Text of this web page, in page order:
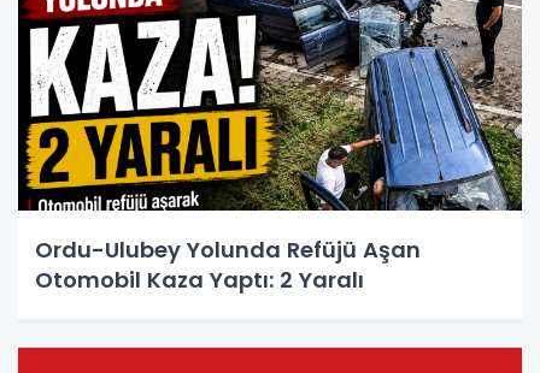
Ordu-Ulubey Yolunda Refüjü Aşan
Otomobil Kaza Yaptı: 2 Yaralı